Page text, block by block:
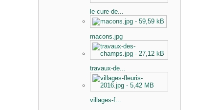
le-cure-de...
macons.jpg
travaux-de...
villages-f...